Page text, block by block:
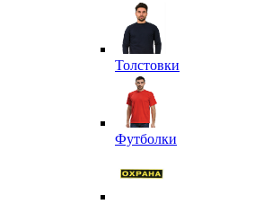
Толстовки
Футболки